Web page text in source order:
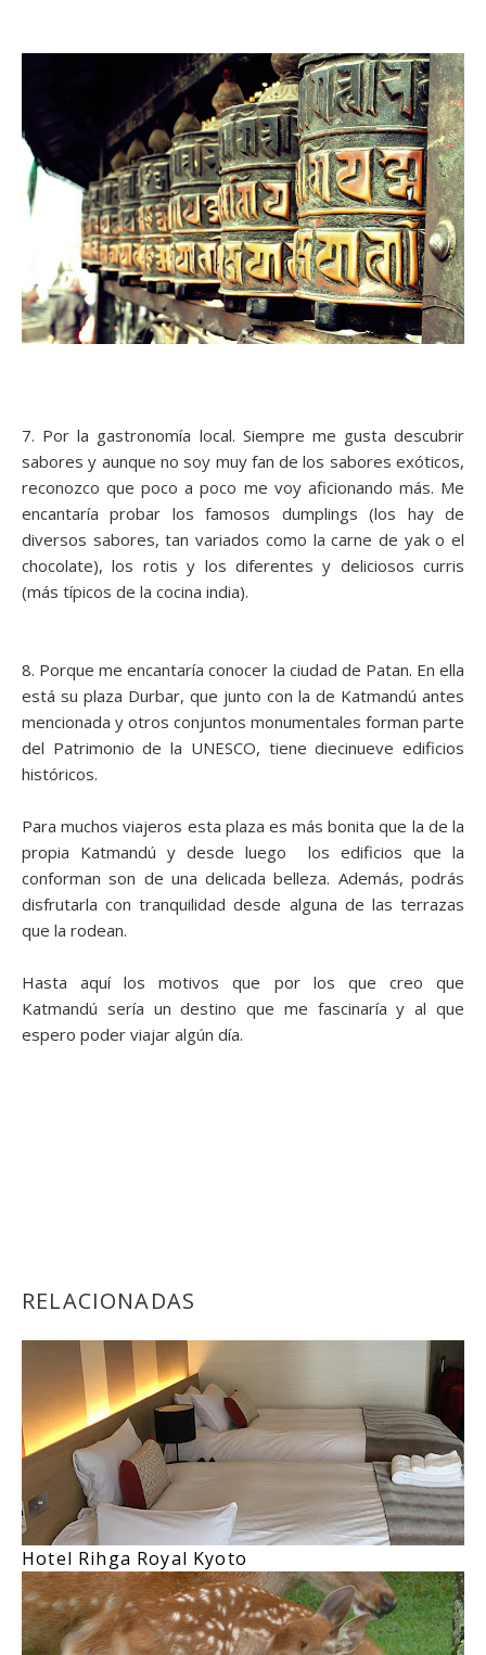
7. Por la gastronomía local. Siempre me gusta descubrir
sabores y aunque no soy muy fan de los sabores exóticos,
reconozco que poco a poco me voy aficionando más. Me
encantaría probar los famosos dumplings (los hay de
diversos sabores, tan variados como la carne de yak o el
chocolate), los rotis y los diferentes y deliciosos curris
(más típicos de la cocina india).
8. Porque me encantaría conocer la ciudad de Patan. En ella
está su plaza Durbar, que junto con la de Katmandú antes
mencionada y otros conjuntos monumentales forman parte
del Patrimonio de la UNESCO, tiene diecinueve edificios
históricos.
Para muchos viajeros esta plaza es más bonita que la de la
propia Katmandú y desde luego los edificios que la
conforman son de una delicada belleza. Además, podrás
disfrutarla con tranquilidad desde alguna de las terrazas
que la rodean.
Hasta aquí los motivos que por los que creo que
Katmandú sería un destino que me fascinaría y al que
espero poder viajar algún día.
RELACIONADAS
Hotel Rihga Royal Kyoto